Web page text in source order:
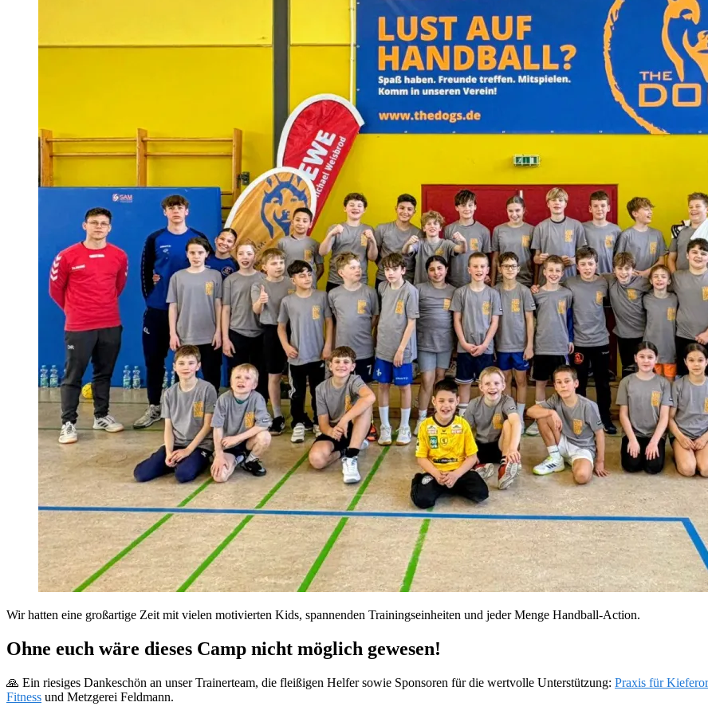
Wir hatten eine großartige Zeit mit vielen motivierten Kids, spannenden Trainingseinheiten und jeder Menge Handball‑Action.
Ohne euch wäre dieses Camp nicht möglich gewesen!
🙏 Ein riesiges Dankeschön an unser Trainerteam, die fleißigen Helfer sowie Sponsoren für die wertvolle Unterstützung: Praxis für
Fitness und Metzgerei Feldmann.